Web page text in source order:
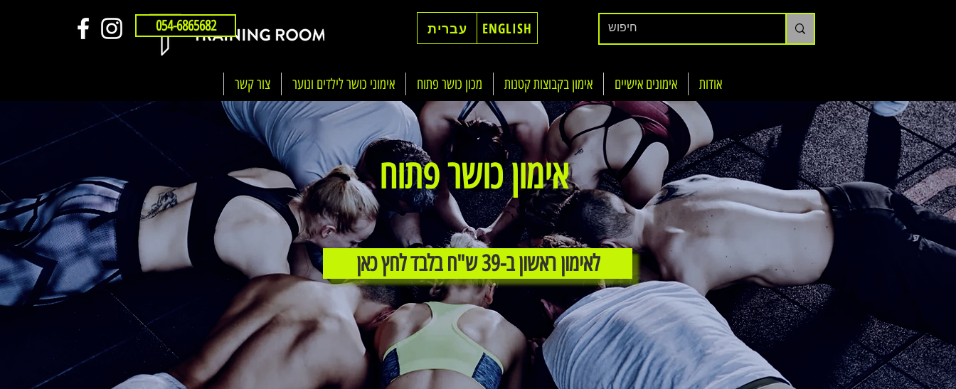
054-6865682 עברית ENGLISH
אודות אימונים אישיים אימון בקבוצות קטנות מכון כושר פתוח אימוני כושר לילדים ונוער צור קשר
אימון כושר פתוח
לאימון ראשון ב-39 ש"ח בלבד לחץ כאן